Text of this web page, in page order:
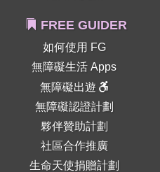
FREE GUIDER
如何使用 FG
無障礙生活 Apps
無障礙出遊
無障礙認證計劃
夥伴贊助計劃
社區合作推廣
生命天使捐贈計劃